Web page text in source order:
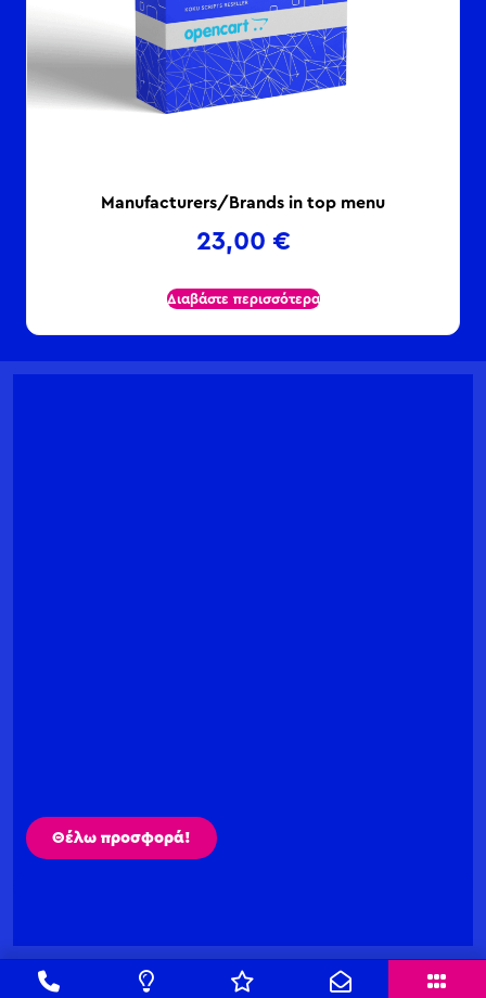
Manufacturers/Brands in top menu
23,00 €
Διαβάστε περισσότερα
Θέλω προσφορά!